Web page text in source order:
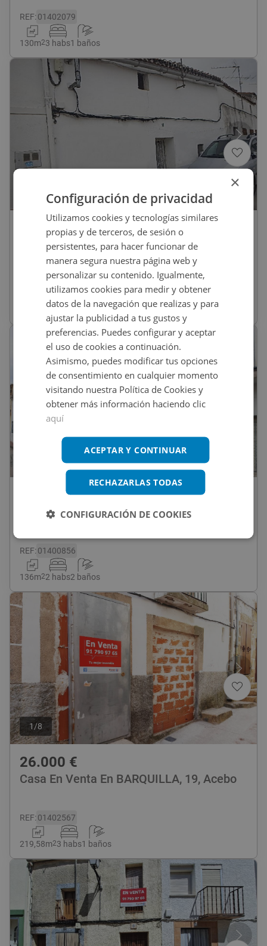
REF:01402079
130m23 habs1 baños
14.000€
Casa En Venta En VIÑAS, 25, Torrecillas De
La Tiesa
01402685
2 habs1 baños
€
Casa En Venta En JOSE MARIA PEMAN,
REF:01400856
136m22 habs2 baños
1 /8
26.000 €
Casa En Venta En BARQUILLA, 19, Acebo
REF:01402567
219,58m23 habs1 baños
×
Configuración de privacidad
Utilizamos cookies y tecnologías similares
propias y de terceros, de sesión o
persistentes, para hacer funcionar de
manera segura nuestra página web y
personalizar su contenido. Igualmente,
utilizamos cookies para medir y obtener
datos de la navegación que realizas y para
ajustar la publicidad a tus gustos y
preferencias. Puedes configurar y aceptar
el uso de cookies a continuación.
Asimismo, puedes modificar tus opciones
de consentimiento en cualquier momento
visitando nuestra Política de Cookies y
obtener más información haciendo clic
aquí
ACEPTAR Y CONTINUAR
RECHAZARLAS TODAS
CONFIGURACIÓN DE COOKIES